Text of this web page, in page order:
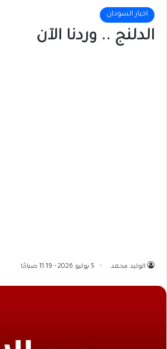
اخبار السودان
الدلنج .. وردنا الآن
الوليد محمد 5 يوليو 2026 - 11:19 صباحًا